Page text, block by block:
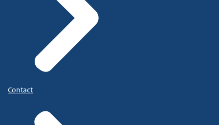
Contact